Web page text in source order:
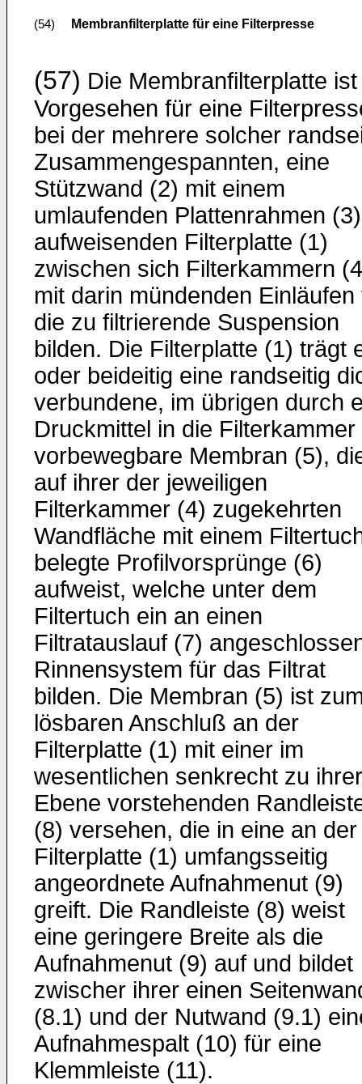
(54) Membranfilterplatte für eine Filterpresse
(57) Die Membranfilterplatte ist
Vorgesehen für eine
bei der mehrere solcher
Zusammengespannten, eine
Stützwand (2) mit einem
umlaufenden Plattenrahmen (3)
aufweisenden Filterplatte (1)
zwischen sich Filterkammern
mit darin mündenden Einläufen
die zu filtrierende Suspension
bilden. Die Filterplatte (1) trägt
oder beideitig eine randseitig
verbundene, im übrigen durch
Druckmittel in die Filterkammer
vorbewegbare Membran (5),
auf ihrer der jeweiligen
Filterkammer (4) zugekehrten
Wandfläche mit einem
belegte Profilvorsprünge (6)
aufweist, welche unter dem
Filtertuch ein an einen
Filtratauslauf (7)
Rinnensystem für das Filtrat
bilden. Die Membran (5) ist
lösbaren Anschluß an der
Filterplatte (1) mit einer im
wesentlichen senkrecht zu ihrer
Ebene vorstehenden
(8) versehen, die in eine an der
Filterplatte (1) umfangsseitig
angeordnete Aufnahmenut (9)
greift. Die Randleiste (8) weist
eine geringere Breite als die
Aufnahmenut (9) auf und bildet
zwischer ihrer einen
(8.1) und der Nutwand (9.1)
Aufnahmespalt (10) für eine
Klemmleiste (11).